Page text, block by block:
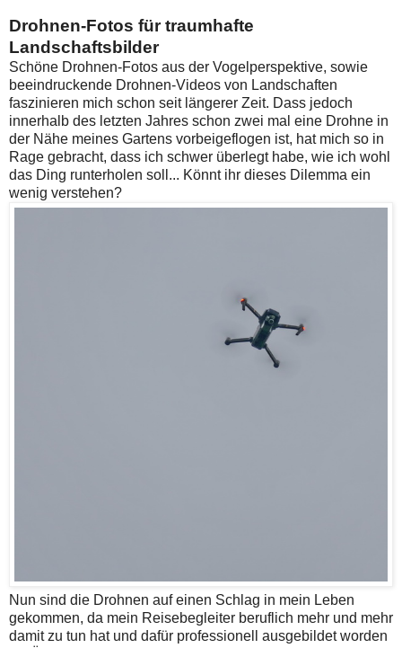
Drohnen-Fotos für traumhafte
Landschaftsbilder
Schöne Drohnen-Fotos aus der Vogelperspektive, sowie
beeindruckende Drohnen-Videos von Landschaften
faszinieren mich schon seit längerer Zeit. Dass jedoch
innerhalb des letzten Jahres schon zwei mal eine Drohne in
der Nähe meines Gartens vorbeigeflogen ist, hat mich so in
Rage gebracht, dass ich schwer überlegt habe, wie ich wohl
das Ding runterholen soll... Könnt ihr dieses Dilemma ein
wenig verstehen?
Nun sind die Drohnen auf einen Schlag in mein Leben
gekommen, da mein Reisebegleiter beruflich mehr und mehr
damit zu tun hat und dafür professionell ausgebildet worden